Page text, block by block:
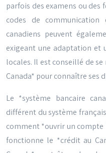
parfois des examens ou
codes de
canadiens peuvent
exigeant une adaptation et
locales. Il est conseillé de
Canada* pour connaître ses
Le *système bancaire
différent du système
comment *ouvrir un compte
fonctionne le *crédit au